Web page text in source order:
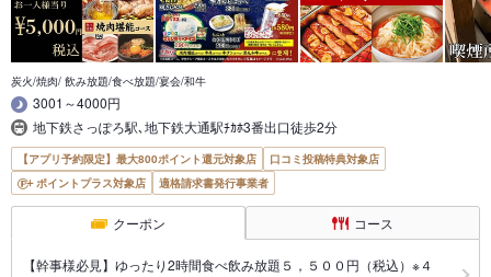
炭火/焼肉/ 飲み放題/食べ放題/宴会/和牛
3001～4000円
地下鉄さっぽろ駅､地下鉄大通駅ﾁｶﾎ3番出口徒歩2分
【アプリ予約限定】最大800ポイント還元対象店
口コミ投稿特典対象店
ポイントプラス対象店
適格請求書発行事業者
クーポン コース
【幹事様必見】ゆったり2時間食べ飲み放題５，５００円（税込）※４